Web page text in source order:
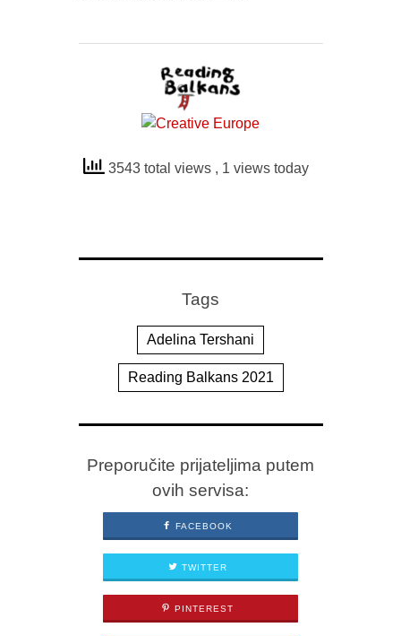
3543 total views , 1 views today
Tags
Adelina Tershani
Reading Balkans 2021
Preporučite prijateljima putem
ovih servisa:
FACEBOOK
TWITTER
PINTEREST